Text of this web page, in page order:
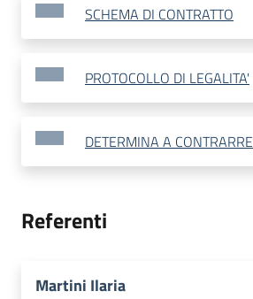
SCHEMA DI CONTRATTO
PROTOCOLLO DI LEGALITA'
DETERMINA A CONTRARRE
Referenti
Martini Ilaria